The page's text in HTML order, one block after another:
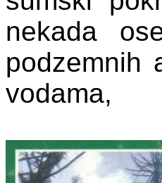
nekada
podzemnih
vodama,